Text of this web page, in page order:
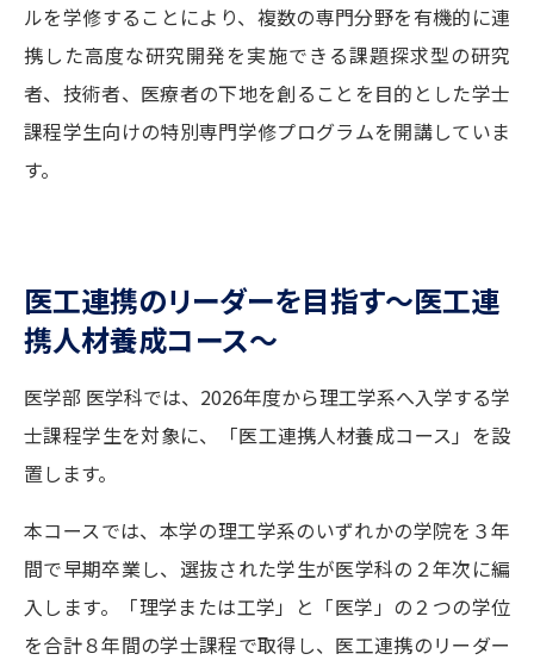
ルを学修することにより、複数の専門分野を有機的に連
携した高度な研究開発を実施できる課題探求型の研究
者、技術者、医療者の下地を創ることを目的とした学士
課程学生向けの特別専門学修プログラムを開講していま
す。
医工連携のリーダーを目指す～医工連
携人材養成コース～
医学部 医学科では、2026年度から理工学系へ入学する学
士課程学生を対象に、「医工連携人材養成コース」を設
置します。
本コースでは、本学の理工学系のいずれかの学院を３年
間で早期卒業し、選抜された学生が医学科の２年次に編
入します。「理学または工学」と「医学」の２つの学位
を合計８年間の学士課程で取得し、医工連携のリーダー